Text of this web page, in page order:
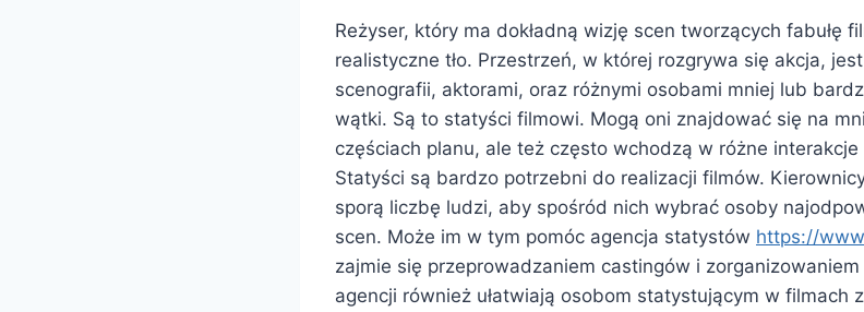
Reżyser, który ma dokładną wizję scen tworzących fabułę
realistyczne tło. Przestrzeń, w której rozgrywa się akcja,
scenografii, aktorami, oraz różnymi osobami mniej lub
wątki. Są to statyści filmowi. Mogą oni znajdować się na
częściach planu, ale też często wchodzą w różne
Statyści są bardzo potrzebni do realizacji filmów.
sporą liczbę ludzi, aby spośród nich wybrać osoby
scen. Może im w tym pomóc agencja statystów https://
zajmie się przeprowadzaniem castingów i zorganizowaniem
agencji również ułatwiają osobom statystującym w filmach